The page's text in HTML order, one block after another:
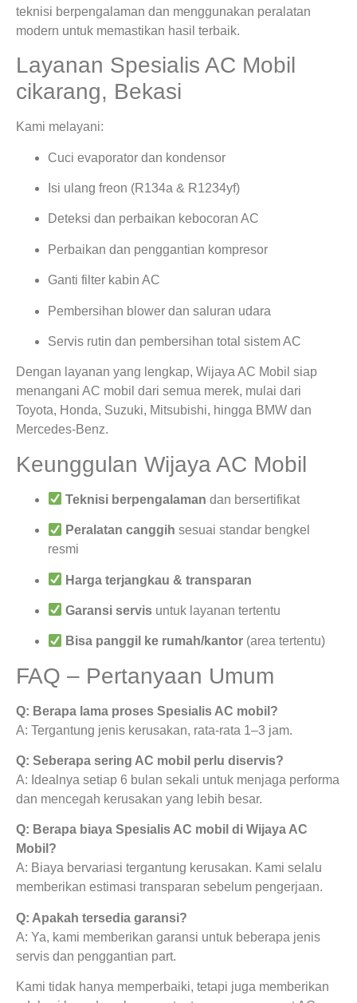
teknisi berpengalaman dan menggunakan peralatan
modern untuk memastikan hasil terbaik.
Layanan Spesialis AC Mobil
cikarang, Bekasi
Kami melayani:
Cuci evaporator dan kondensor
Isi ulang freon (R134a & R1234yf)
Deteksi dan perbaikan kebocoran AC
Perbaikan dan penggantian kompresor
Ganti filter kabin AC
Pembersihan blower dan saluran udara
Servis rutin dan pembersihan total sistem AC
Dengan layanan yang lengkap, Wijaya AC Mobil siap
menangani AC mobil dari semua merek, mulai dari
Toyota, Honda, Suzuki, Mitsubishi, hingga BMW dan
Mercedes-Benz.
Keunggulan Wijaya AC Mobil
Teknisi berpengalaman dan bersertifikat
Peralatan canggih sesuai standar bengkel
resmi
Harga terjangkau & transparan
Garansi servis untuk layanan tertentu
Bisa panggil ke rumah/kantor (area tertentu)
FAQ – Pertanyaan Umum
Q: Berapa lama proses Spesialis AC mobil?
A: Tergantung jenis kerusakan, rata-rata 1–3 jam.
Q: Seberapa sering AC mobil perlu diservis?
A: Idealnya setiap 6 bulan sekali untuk menjaga performa
dan mencegah kerusakan yang lebih besar.
Q: Berapa biaya Spesialis AC mobil di Wijaya AC
Mobil?
A: Biaya bervariasi tergantung kerusakan. Kami selalu
memberikan estimasi transparan sebelum pengerjaan.
Q: Apakah tersedia garansi?
A: Ya, kami memberikan garansi untuk beberapa jenis
servis dan penggantian part.
Kami tidak hanya memperbaiki, tetapi juga memberikan